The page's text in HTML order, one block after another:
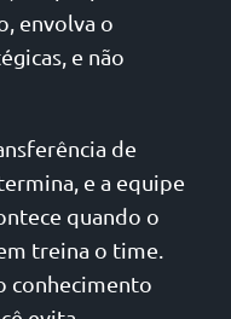
envolva o
e não
de
e a equipe
quando o
treina o time.
conhecimento